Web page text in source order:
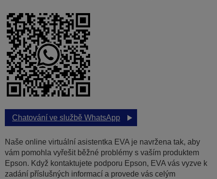
Chatování ve službě WhatsApp
Naše online virtuální asistentka EVA je navržena tak, aby
vám pomohla vyřešit běžné problémy s vaším produktem
Epson. Když kontaktujete podporu Epson, EVA vás vyzve k
zadání příslušných informací a provede vás celým